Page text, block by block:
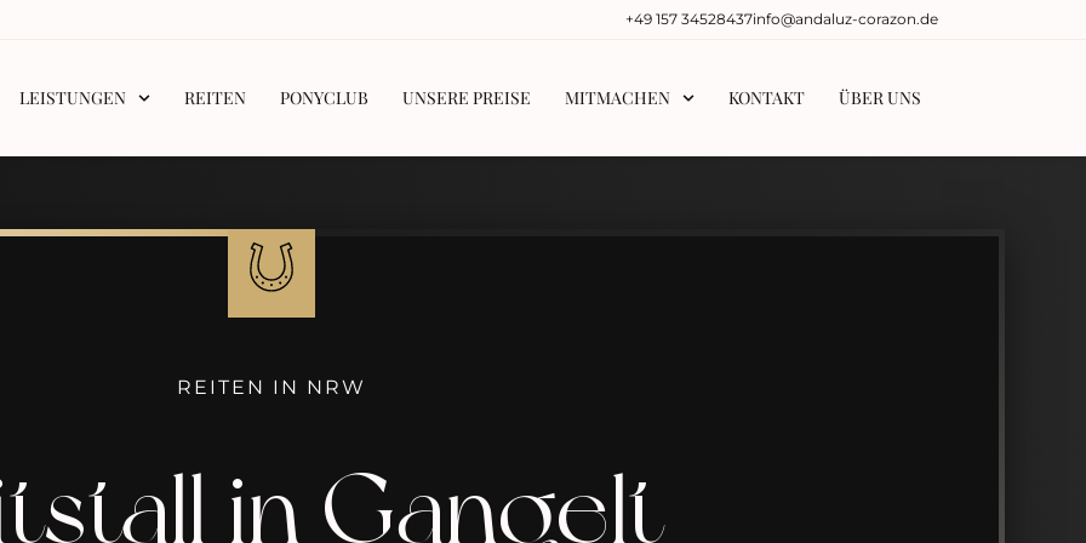
‭+49 157 34528437‬info@andaluz-corazon.de
LEISTUNGEN REITEN PONYCLUB UNSERE PREISE MITMACHEN KONTAKT ÜBER UNS
REITEN IN NRW
in Gangelt